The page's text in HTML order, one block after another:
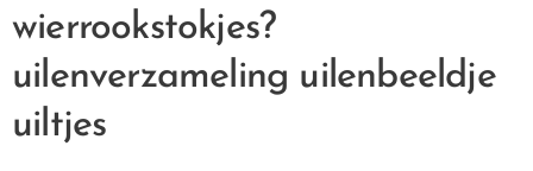
wierrookstokjes?
uilenverzameling uilenbeeldje
uiltjes